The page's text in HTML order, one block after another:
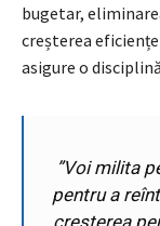
bugetar,
creșterea
asigure o
”Voi milita
pentru a
creșterea